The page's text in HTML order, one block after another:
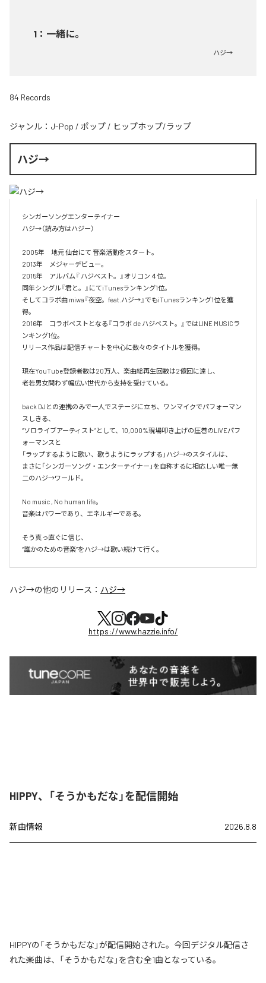
1 ： 一緒に。
ハジ→
84 Records
ジャンル： J-Pop / ポップ / ヒップホップ/ラップ
ハジ→
シンガーソングエンターテイナー
ハジ→（読み方はハジー）
2005年　地元 仙台にて 音楽活動をスタート。
2013年　メジャーデビュー。
2015年　アルバム『 ハジベスト。』オリコン４位。
同年シングル『君と。』にてiTunesランキング1位。
そしてコラボ曲 miwa『夜空。feat.ハジ→』でもiTunesランキング1位を獲
得。
2016年　コラボベストとなる『コラボ de ハジベスト。』ではLINE MUSICラ
ンキング1位。
リリース作品は配信チャートを中心に数々のタイトルを獲得。
現在YouTube登録者数は20万人、楽曲総再生回数は2億回に達し、
老若男女問わず幅広い世代から支持を受けている。
back DJとの連携のみで一人でステージに立ち、ワンマイクでパフォーマン
スしきる、
“ソロライブアーティスト”として、10,000%現場叩き上げの圧巻のLIVEパフ
ォーマンスと
「ラップするように歌い、歌うようにラップする」ハジ→のスタイルは、
まさに「シンガーソング・エンターテイナー」を自称するに相応しい唯一無
二のハジ→ワールド。
No music , No human life。
音楽はパワーであり、エネルギーである。
そう真っ直ぐに信じ、
ハジ→の他のリリース： ハジ→
https://www.hazzie.info/
HIPPY、「そうかもだな」を配信開始
新曲情報 2026.8.8
HIPPYの「そうかもだな」が配信開始された。今回デジタル配信さ
れた楽曲は、「そうかもだな」を含む全1曲となっている。